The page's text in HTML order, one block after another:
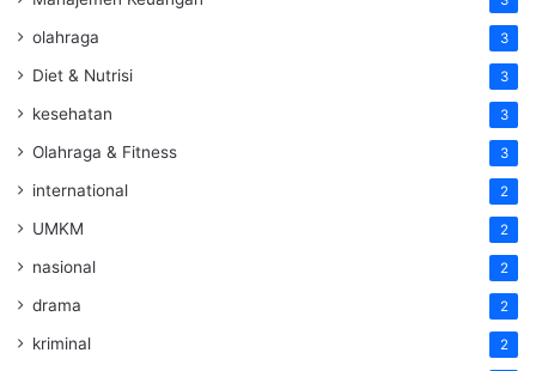
olahraga 3
Diet & Nutrisi 3
kesehatan 3
Olahraga & Fitness 3
international 2
UMKM 2
nasional 2
drama 2
kriminal 2